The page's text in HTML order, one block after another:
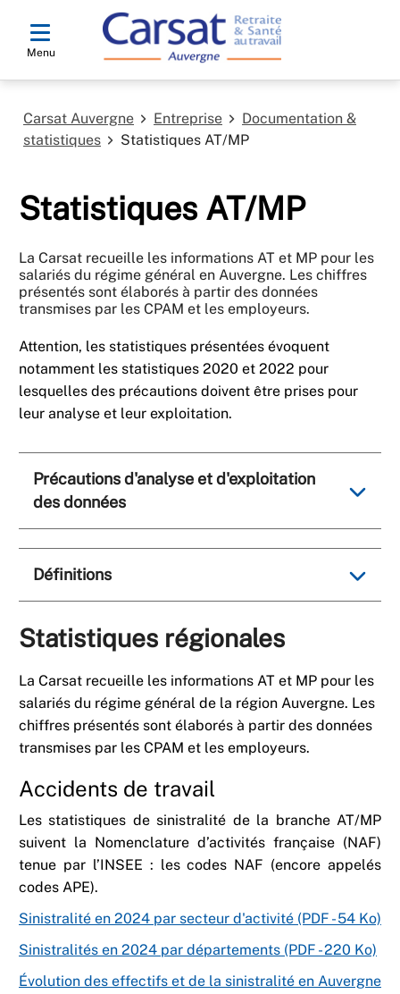
Menu
Carsat Auvergne Entreprise
Documentation &
statistiques
Statistiques AT/MP
Statistiques AT/MP
La Carsat recueille les informations AT et MP pour les
salariés du régime général en Auvergne. Les chiffres
présentés sont élaborés à partir des données
transmises par les CPAM et les employeurs.
Attention, les statistiques présentées évoquent
notamment les statistiques 2020 et 2022 pour
lesquelles des précautions doivent être prises pour
leur analyse et leur exploitation.
Précautions d'analyse et d'exploitation
des données
Définitions
Statistiques régionales
La Carsat recueille les informations AT et MP pour les
salariés du régime général de la région Auvergne. Les
chiffres présentés sont élaborés à partir des données
transmises par les CPAM et les employeurs.
Accidents de travail
Les statistiques de sinistralité de la branche AT/MP
suivent la Nomenclature d’activités française (NAF)
tenue par l’INSEE : les codes NAF (encore appelés
codes APE).
Sinistralité en 2024 par secteur d'activité (PDF - 54 Ko)
Sinistralités en 2024 par départements (PDF - 220 Ko)
Évolution des effectifs et de la sinistralité en Auvergne